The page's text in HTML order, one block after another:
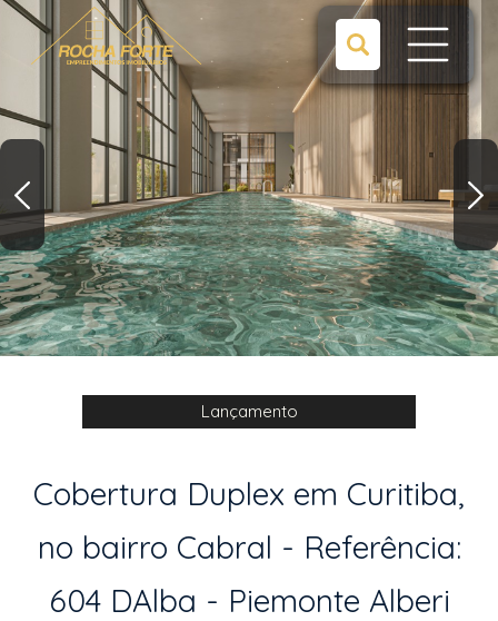
Lançamento
Cobertura Duplex em Curitiba,
no bairro Cabral - Referência:
604 DAlba - Piemonte Alberi